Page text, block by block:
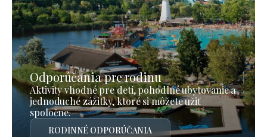
Odporúčania pre rodinu
Aktivity vhodné pre deti, pohodlné ubytovanie a
jednoduché zážitky, ktoré si môžete užiť
spoločne.
RODINNÉ ODPORÚČANIA